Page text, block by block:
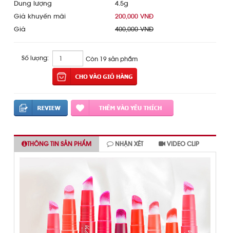
Dung lượng
4.5g
Giá khuyến mãi
200,000 VNĐ
Giá
400,000 VNĐ
Số lượng: Còn 19 sản phẩm
THÔNG TIN SẢN PHẨM NHẬN XÉT VIDEO CLIP